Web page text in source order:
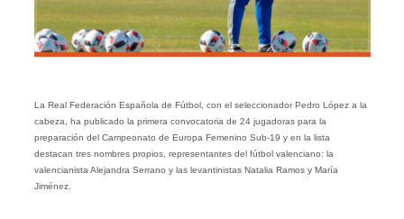
La Real Federación Española de Fútbol, con el seleccionador Pedro López a la
cabeza, ha publicado la primera convocatoria de 24 jugadoras para la
preparación del Campeonato de Europa Femenino Sub-19 y en la lista
destacan tres nombres propios, representantes del fútbol valenciano: la
valencianista Alejandra Serrano y las levantinistas Natalia Ramos y María
Jiménez.